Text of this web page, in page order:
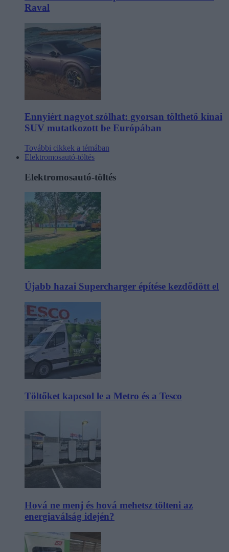
Raval
Ennyiért nagyot szólhat: gyorsan tölthető kínai
SUV mutatkozott be Európában
További cikkek a témában
Elektromosautó-töltés
Elektromosautó-töltés
Újabb hazai Supercharger építése kezdődött el
Töltőket kapcsol le a Metro és a Tesco
Hová ne menj és hová mehetsz tölteni az
energiaválság idején?